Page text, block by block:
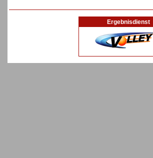
Ergebnisdienst